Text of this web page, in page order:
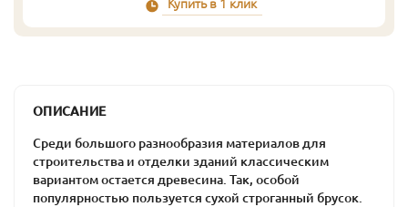
Купить в 1 клик
ОПИСАНИЕ
Среди большого разнообразия материалов для
строительства и отделки зданий классическим
вариантом остается древесина. Так, особой
популярностью пользуется сухой строганный брусок.